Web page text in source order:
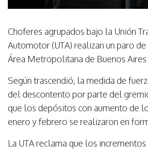
Choferes agrupados bajo la Unión
Automotor (UTA) realizan un paro
Área Metropolitana de Buenos
Según trascendió, la medida de
del descontento por parte del
que los depósitos con aumento de
enero y febrero se realizaron en
La UTA reclama que los